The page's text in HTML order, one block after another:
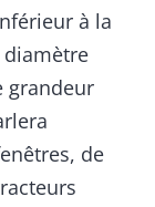
à la
diamètre
grandeur
de